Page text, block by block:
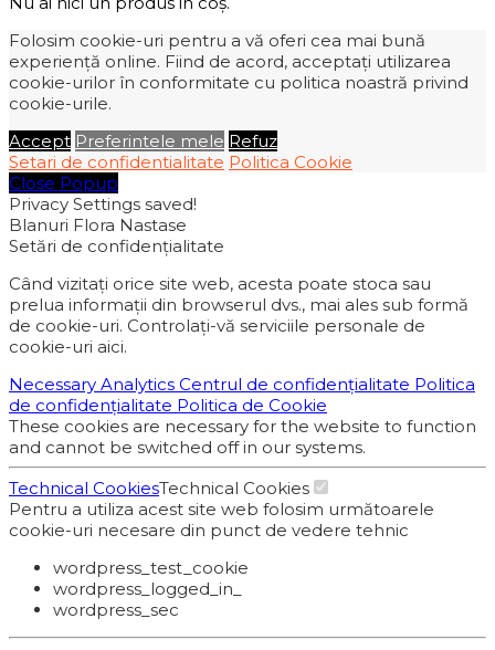
Folosim cookie-uri pentru a vă oferi cea mai bună
experiență online. Fiind de acord, acceptați utilizarea
cookie-urilor în conformitate cu politica noastră privind
cookie-urile.
Accept Preferintele mele Refuz
Setari de confidentialitate Politica Cookie
Close Popup
Privacy Settings saved!
Blanuri Flora Nastase
Setări de confidențialitate
Când vizitați orice site web, acesta poate stoca sau
prelua informații din browserul dvs., mai ales sub formă
de cookie-uri. Controlați-vă serviciile personale de
cookie-uri aici.
Necessary Analytics Centrul de confidențialitate Politica
de confidențialitate Politica de Cookie
These cookies are necessary for the website to function
and cannot be switched off in our systems.
Technical CookiesTechnical Cookies
Pentru a utiliza acest site web folosim următoarele
cookie-uri necesare din punct de vedere tehnic
wordpress_test_cookie
wordpress_logged_in_
wordpress_sec